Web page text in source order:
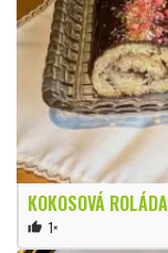
KOKOSOVÁ ROLÁDA
thumb_up 1×